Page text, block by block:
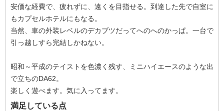
安価な経費で、疲れずに、遠くを目指せる。到達した先で自室に
もカプセルホテルにもなる。
当然、車の外装レベルのデカブツだってへのへのかっぱ。一台で
引っ越しすら完結しかねない。
昭和～平成のテイストを色濃く残す、ミニハイエースのような出
で立ちのDA62。
楽しく遊べます。気に入ってます。
満足している点